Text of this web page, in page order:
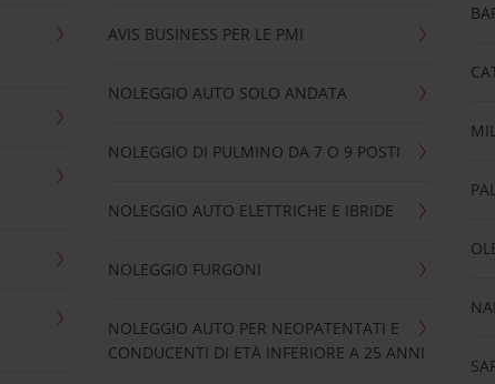
AVIS BUSINESS PER LE PMI
NOLEGGIO AUTO SOLO ANDATA
NOLEGGIO DI PULMINO DA 7 O 9 POSTI
NOLEGGIO AUTO ELETTRICHE E IBRIDE
NOLEGGIO FURGONI
NOLEGGIO AUTO PER NEOPATENTATI E
CONDUCENTI DI ETÀ INFERIORE A 25 ANNI